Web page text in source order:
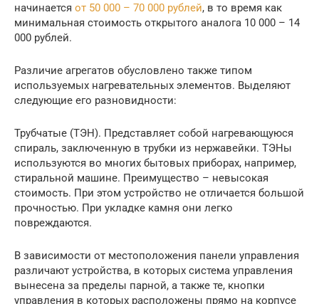
начинается от 50 000 – 70 000 рублей, в то время как
минимальная стоимость открытого аналога 10 000 – 14
000 рублей.
Различие агрегатов обусловлено также типом
используемых нагревательных элементов. Выделяют
следующие его разновидности:
Трубчатые (ТЭН). Представляет собой нагревающуюся
спираль, заключенную в трубки из нержавейки. ТЭНы
используются во многих бытовых приборах, например,
стиральной машине. Преимущество – невысокая
стоимость. При этом устройство не отличается большой
прочностью. При укладке камня они легко
повреждаются.
В зависимости от местоположения панели управления
различают устройства, в которых система управления
вынесена за пределы парной, а также те, кнопки
управления в которых расположены прямо на корпусе